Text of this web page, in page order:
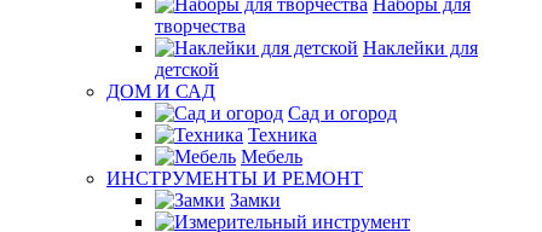
Наборы для
творчества
Наклейки для
детской
ДОМ И САД
Сад и огород
Техника
Мебель
ИНСТРУМЕНТЫ И РЕМОНТ
Замки